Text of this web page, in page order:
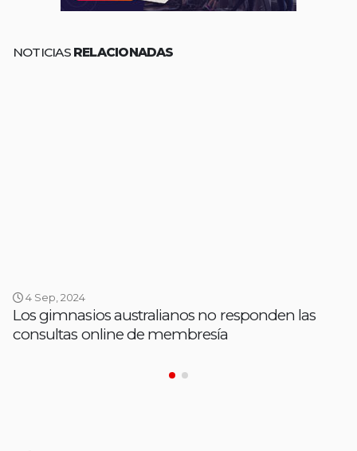
NOTICIAS RELACIONADAS
4 Sep, 2024
Los gimnasios australianos no responden las
consultas online de membresía